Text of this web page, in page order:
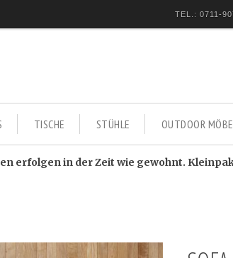
TEL.: 0711-
TISCHE STÜHLE OUTDOOR
erfolgen in der Zeit wie gewohnt.